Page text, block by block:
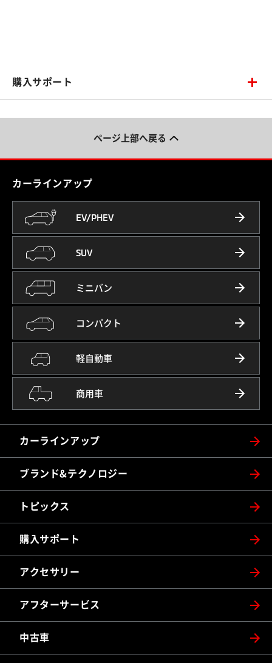
購入サポート
ページ上部へ戻る
カーラインアップ
カーラインアップ
EV/PHEV
SUV
ミニバン
コンパクト
軽自動車
商用車
ブランド&テクノロジー
トピックス
購入サポート
アクセサリー
アフターサービス
中古車